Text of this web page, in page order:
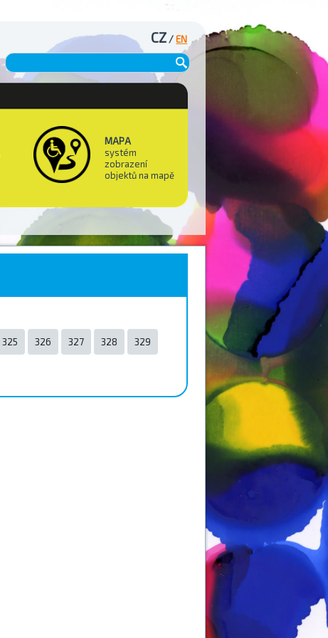
MAPA
systém
zobrazení
objektů na mapě
CZ /EN
325 326 327 328 329